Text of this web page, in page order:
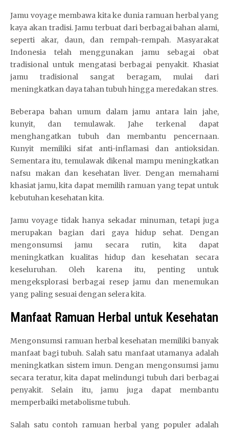
Jamu voyage membawa kita ke dunia ramuan herbal yang
kaya akan tradisi. Jamu terbuat dari berbagai bahan alami,
seperti akar, daun, dan rempah-rempah. Masyarakat
Indonesia telah menggunakan jamu sebagai obat
tradisional untuk mengatasi berbagai penyakit. Khasiat
jamu tradisional sangat beragam, mulai dari
meningkatkan daya tahan tubuh hingga meredakan stres.
Beberapa bahan umum dalam jamu antara lain jahe,
kunyit, dan temulawak. Jahe terkenal dapat
menghangatkan tubuh dan membantu pencernaan.
Kunyit memiliki sifat anti-inflamasi dan antioksidan.
Sementara itu, temulawak dikenal mampu meningkatkan
nafsu makan dan kesehatan liver. Dengan memahami
khasiat jamu, kita dapat memilih ramuan yang tepat untuk
kebutuhan kesehatan kita.
Jamu voyage tidak hanya sekadar minuman, tetapi juga
merupakan bagian dari gaya hidup sehat. Dengan
mengonsumsi jamu secara rutin, kita dapat
meningkatkan kualitas hidup dan kesehatan secara
keseluruhan. Oleh karena itu, penting untuk
mengeksplorasi berbagai resep jamu dan menemukan
yang paling sesuai dengan selera kita.
Manfaat Ramuan Herbal untuk Kesehatan
Mengonsumsi ramuan herbal kesehatan memiliki banyak
manfaat bagi tubuh. Salah satu manfaat utamanya adalah
meningkatkan sistem imun. Dengan mengonsumsi jamu
secara teratur, kita dapat melindungi tubuh dari berbagai
penyakit. Selain itu, jamu juga dapat membantu
memperbaiki metabolisme tubuh.
Salah satu contoh ramuan herbal yang populer adalah